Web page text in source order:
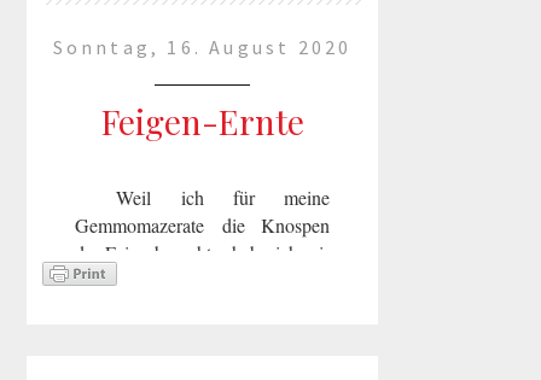
Sonntag, 16. August 2020
Feigen-Ernte
Weil ich für meine
Gemmomazerate die Knospen
der Feige brauchte, habe ich mir
eine Feige gepflanzt. Sie wächst